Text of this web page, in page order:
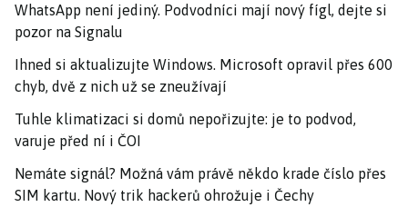
WhatsApp není jediný. Podvodníci mají nový fígl, dejte si
pozor na Signalu
Ihned si aktualizujte Windows. Microsoft opravil přes 600
chyb, dvě z nich už se zneužívají
Tuhle klimatizaci si domů nepořizujte: je to podvod,
varuje před ní i ČOI
Nemáte signál? Možná vám právě někdo krade číslo přes
SIM kartu. Nový trik hackerů ohrožuje i Čechy